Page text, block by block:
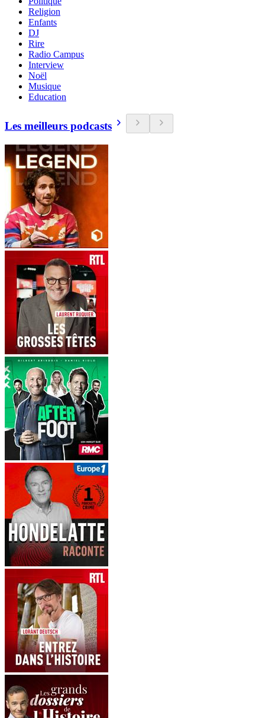
Religion
Enfants
DJ
Rire
Radio Campus
Interview
Noël
Musique
Education
Les meilleurs podcasts